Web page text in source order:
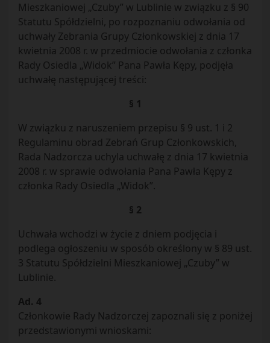
Mieszkaniowej „Czuby” w Lublinie w związku z § 90
Statutu Spółdzielni, po rozpoznaniu odwołania od
uchwały Zebrania Grupy Członkowskiej z dnia 17
kwietnia 2008 r. w przedmiocie odwołania z członka
Rady Osiedla „Widok” Pana Pawła Kępy, podjęła
uchwałę następującej treści:
§ 1
W związku z naruszeniem przepisu § 9 ust. 1 i 2
Regulaminu obrad Zebrań Grup Członkowskich,
Rada Nadzorcza uchyla uchwałę z dnia 17 kwietnia
2008 r. w sprawie odwołania Pana Pawła Kępy z
członka Rady Osiedla „Widok”.
§ 2
Uchwała wchodzi w życie z dniem podjęcia i
podlega ogłoszeniu w sposób określony w § 89 ust.
3 Statutu Spółdzielni Mieszkaniowej „Czuby” w
Lublinie.
Ad. 4
Członkowie Rady Nadzorczej zapoznali się z poniżej
przedstawionymi wnioskami: